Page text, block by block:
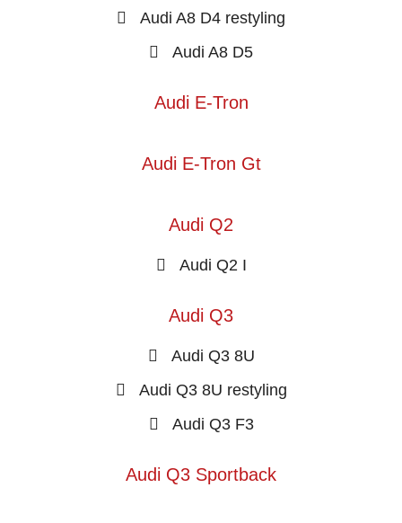
Audi A8 D4 restyling
Audi A8 D5
Audi E-Tron
Audi E-Tron Gt
Audi Q2
Audi Q2 I
Audi Q3
Audi Q3 8U
Audi Q3 8U restyling
Audi Q3 F3
Audi Q3 Sportback